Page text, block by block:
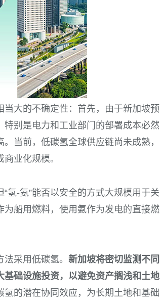
大的不确定性：首先，由于新加坡预
别是电力和工业部门的部署成本必然
当前，低碳氢全球供应链尚未成熟，
业化规模。
氢-氨”能否以安全的方式大规模用于关
船用燃料，使用氨作为发电的直接燃
采用低碳氢。 新加坡将密切监测不同
础设施投资，以避免资产搁浅和土地
的潜在协同效应，为长期土地和基础